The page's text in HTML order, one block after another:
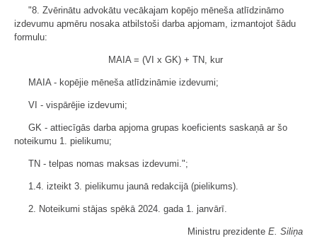
"8. Zvērinātu advokātu vecākajam kopējo mēneša atlīdzināmo
izdevumu apmēru nosaka atbilstoši darba apjomam, izmantojot šādu
formulu:
MAIA = (VI x GK) + TN, kur
MAIA - kopējie mēneša atlīdzināmie izdevumi;
VI - vispārējie izdevumi;
GK - attiecīgās darba apjoma grupas koeficients saskaņā ar šo
noteikumu 1. pielikumu;
TN - telpas nomas maksas izdevumi.";
1.4. izteikt 3. pielikumu jaunā redakcijā (pielikums).
2. Noteikumi stājas spēkā 2024. gada 1. janvārī.
Ministru prezidente E. Siliņa